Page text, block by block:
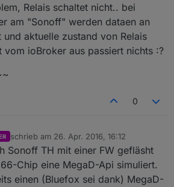
Relais schaltet nicht.. bei
am "Sonoff" werden dataen an
aktuelle zustand von Relais
vom ioBroker aus passiert nichts :?
0
schrieb am 26. Apr. 2016, 16:12
zuletzt editiert von
Sonoff TH mit einer FW gefläsht
Chip eine MegaD-Api simuliert.
einen (Bluefox sei dank) MegaD-